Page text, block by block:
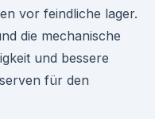
vor feindliche lager.
die mechanische
und bessere
für den